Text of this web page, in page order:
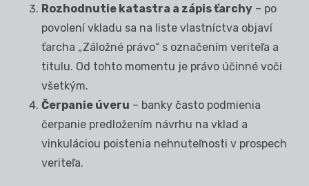
Rozhodnutie katastra a zápis ťarchy – po
povolení vkladu sa na liste vlastníctva objaví
ťarcha „Záložné právo“ s označením veriteľa a
titulu. Od tohto momentu je právo účinné voči
všetkým.
Čerpanie úveru – banky často podmienia
čerpanie predložením návrhu na vklad a
vinkuláciou poistenia nehnuteľnosti v prospech
veriteľa.